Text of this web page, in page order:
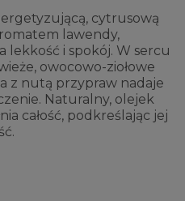
cytrusową
lawendy,
i spokój. W sercu
owocowo-ziołowe
z nutą przypraw nadaje
Naturalny, olejek
całość, podkreślając jej